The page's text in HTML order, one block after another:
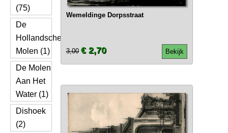
(75)
De
Hollandsche
Molen (1)
De Molen
Aan Het
Water (1)
Dishoek
(2)
Wemeldinge Dorpsstraat
Bekijk
3,00 € 2,70